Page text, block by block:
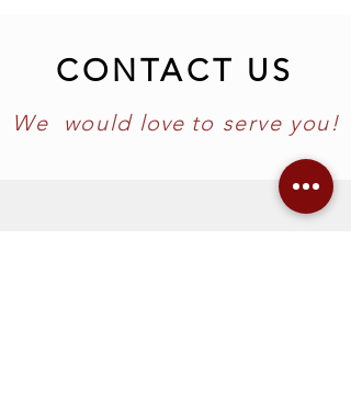
CONTACT US
We would love to serve you!